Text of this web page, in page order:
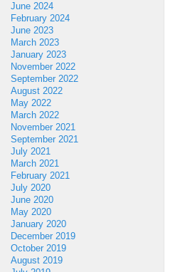
June 2024
February 2024
June 2023
March 2023
January 2023
November 2022
September 2022
August 2022
May 2022
March 2022
November 2021
September 2021
July 2021
March 2021
February 2021
July 2020
June 2020
May 2020
January 2020
December 2019
October 2019
August 2019